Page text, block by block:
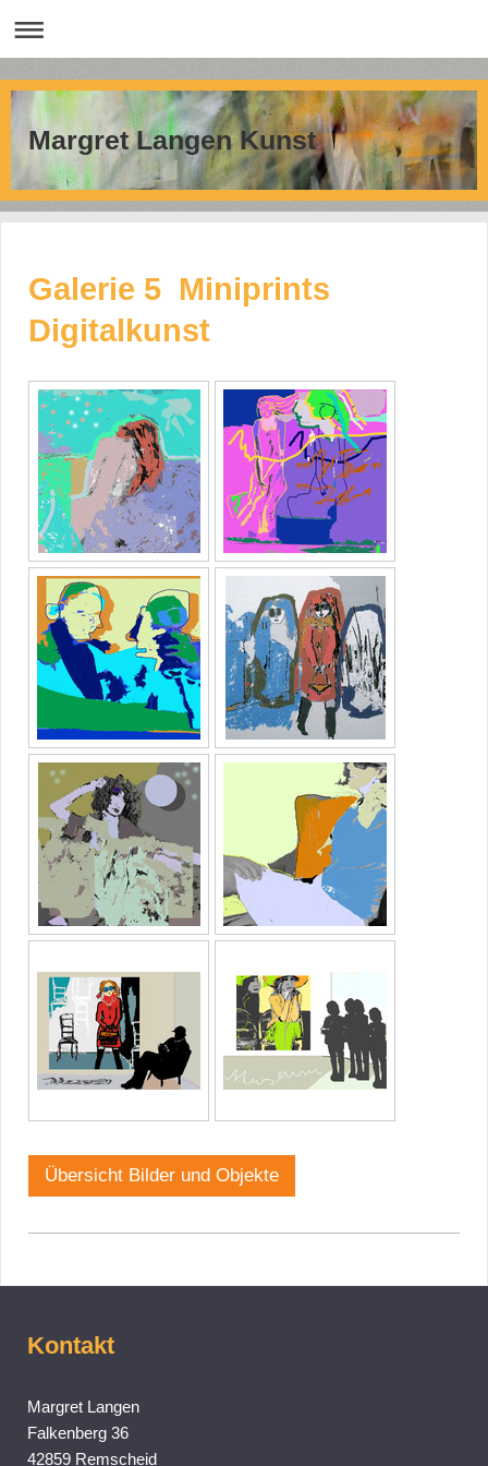
Margret Langen Kunst
Galerie 5 Miniprints
Digitalkunst
Übersicht Bilder und Objekte
Kontakt
Margret Langen
Falkenberg 36
42859 Remscheid